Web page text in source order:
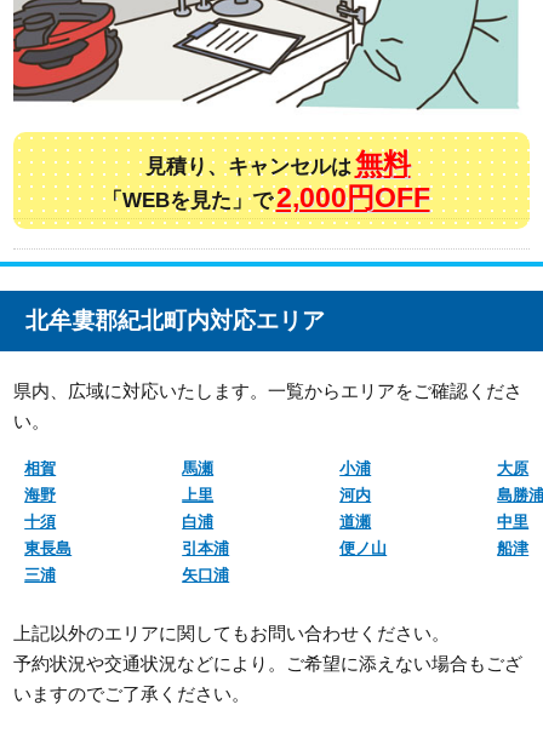
見積り、キャンセルは 無料
「WEBを見た」で2,000円OFF
北牟婁郡紀北町内対応エリア
県内、広域に対応いたします。一覧からエリアをご確認くださ
い。
相賀 馬瀬 小浦
大原
海野
上里 河内
島勝
十須
白浦 道瀬
中里
東長島
引本浦 便ノ山
船津
三浦
矢口浦
上記以外のエリアに関してもお問い合わせください。
予約状況や交通状況などにより。ご希望に添えない場合もござ
いますのでご了承ください。